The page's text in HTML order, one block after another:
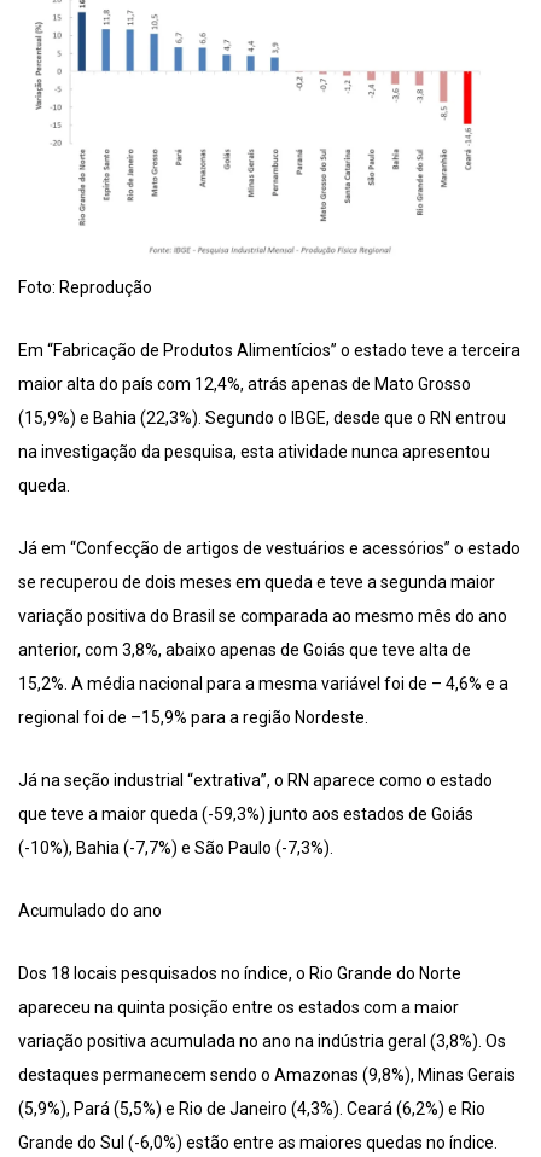
Foto: Reprodução
Em “Fabricação de Produtos Alimentícios” o estado teve a terceira
maior alta do país com 12,4%, atrás apenas de Mato Grosso
(15,9%) e Bahia (22,3%). Segundo o IBGE, desde que o RN entrou
na investigação da pesquisa, esta atividade nunca apresentou
queda.
Já em “Confecção de artigos de vestuários e acessórios” o estado
se recuperou de dois meses em queda e teve a segunda maior
variação positiva do Brasil se comparada ao mesmo mês do ano
anterior, com 3,8%, abaixo apenas de Goiás que teve alta de
15,2%. A média nacional para a mesma variável foi de – 4,6% e a
regional foi de –15,9% para a região Nordeste.
Já na seção industrial “extrativa”, o RN aparece como o estado
que teve a maior queda (-59,3%) junto aos estados de Goiás
(-10%), Bahia (-7,7%) e São Paulo (-7,3%).
Acumulado do ano
Dos 18 locais pesquisados no índice, o Rio Grande do Norte
apareceu na quinta posição entre os estados com a maior
variação positiva acumulada no ano na indústria geral (3,8%). Os
destaques permanecem sendo o Amazonas (9,8%), Minas Gerais
(5,9%), Pará (5,5%) e Rio de Janeiro (4,3%). Ceará (6,2%) e Rio
Grande do Sul (-6,0%) estão entre as maiores quedas no índice.